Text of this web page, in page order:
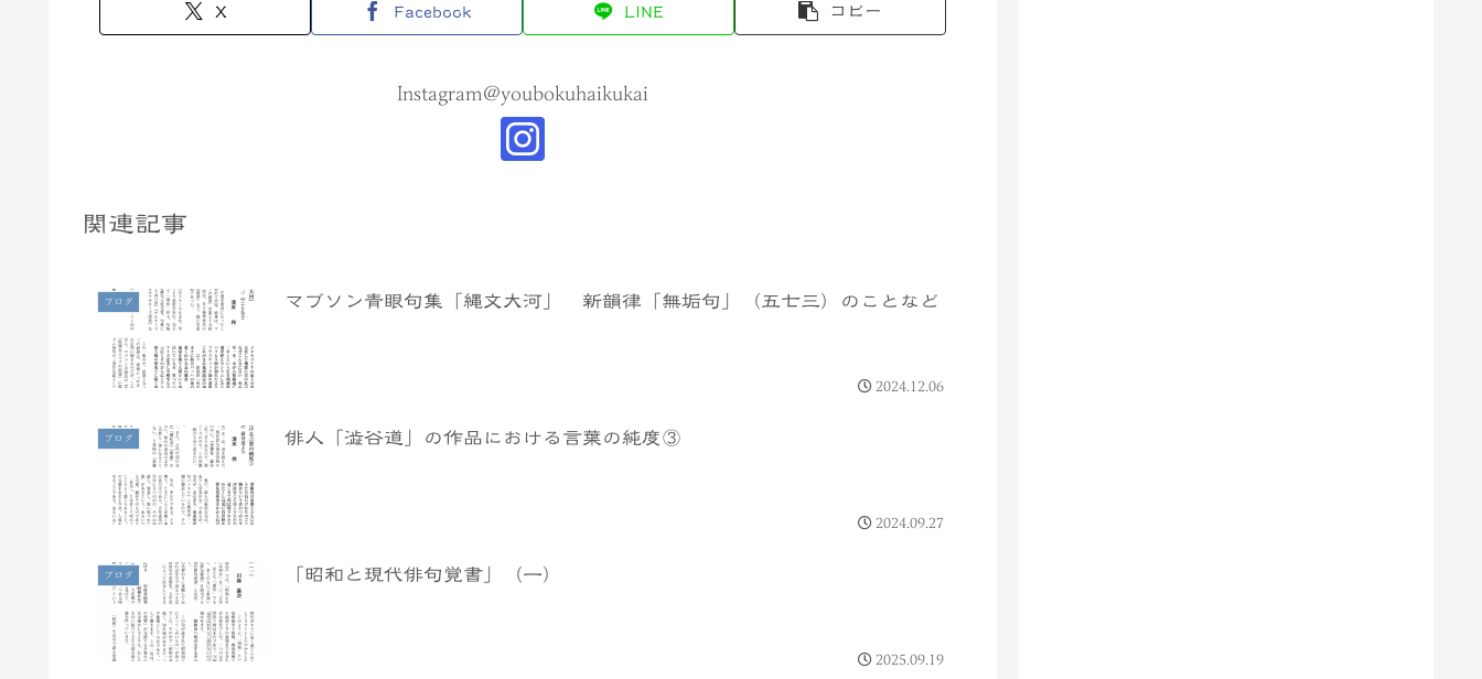
X Facebook LINE コピー
Instagram@youbokuhaikukai
関連記事
ブログ マブソン青眼句集「縄文大河」 新韻律「無垢句」（五七三）のことなど
2024.12.06
ブログ 俳人「澁谷道」の作品における言葉の純度③
2024.09.27
ブログ 「昭和と現代俳句覚書」（一）
2025.09.19